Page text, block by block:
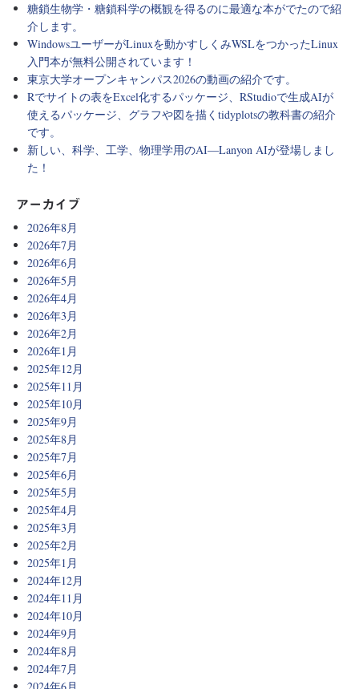
糖鎖生物学・糖鎖科学の概観を得るのに最適な本がでたので紹
介します。
WindowsユーザーがLinuxを動かすしくみWSLをつかったLinux
入門本が無料公開されています！
東京大学オープンキャンパス2026の動画の紹介です。
Rでサイトの表をExcel化するパッケージ、RStudioで生成AIが
使えるパッケージ、グラフや図を描くtidyplotsの教科書の紹介
です。
新しい、科学、工学、物理学用のAI―Lanyon AIが登場しまし
た！
アーカイブ
2026年8月
2026年7月
2026年6月
2026年5月
2026年4月
2026年3月
2026年2月
2026年1月
2025年12月
2025年11月
2025年10月
2025年9月
2025年8月
2025年7月
2025年6月
2025年5月
2025年4月
2025年3月
2025年2月
2025年1月
2024年12月
2024年11月
2024年10月
2024年9月
2024年8月
2024年7月